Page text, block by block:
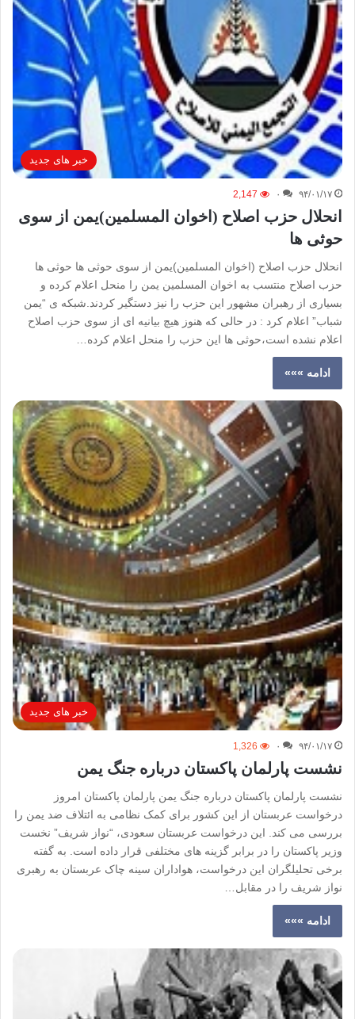
خبر های جدید
۹۴/۰۱/۱۷ ۰ 2,147
انحلال حزب اصلاح (اخوان المسلمین)یمن از سوی
حوثی ها
انحلال حزب اصلاح (اخوان المسلمین)یمن از سوی حوثی ها حوثی ها
حزب اصلاح منتسب به اخوان المسلمین یمن را منحل اعلام کرده و
بسیاری از رهبران مشهور این حزب را نیز دستگیر کردند.شبکه ی “یمن
شباب” اعلام کرد : در حالی که هنوز هیچ بیانیه ای از سوی حزب اصلاح
اعلام نشده است،حوثی ها این حزب را منحل اعلام کرده…
ادامه »»»
خبر های جدید
۹۴/۰۱/۱۷ ۰ 1,326
نشست پارلمان پاکستان درباره جنگ یمن
نشست پارلمان پاکستان درباره جنگ یمن پارلمان پاکستان امروز
درخواست عربستان از این کشور برای کمک نظامی به ائتلاف ضد یمن را
بررسی می کند. این درخواست عربستان سعودی، “نواز شریف” نخست
وزیر پاکستان را در برابر گزینه های مختلفی قرار داده است. به گفته
برخی تحلیلگران این درخواست، هواداران سینه چاک عربستان به رهبری
نواز شریف را در مقابل…
ادامه »»»